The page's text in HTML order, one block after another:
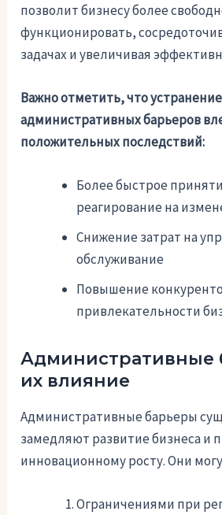
позволит бизнесу более
функционировать,
задачах и увеличивая
Важно отметить, что устранение
административных барьеров
положительных последствий:
Более быстрое
реагирование на
Снижение затрат на
обслуживание
Повышение
привлекательности
Административные
их влияние
Административные барьеры
замедляют развитие бизнеса и
инновационному росту. Они
Ограничениями при